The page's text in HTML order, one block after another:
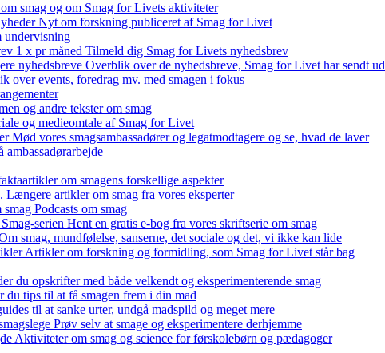
smag og om Smag for Livets aktiviteter
Nyt om forskning publiceret af Smag for Livet
undervisning
1 x pr måned Tilmeld dig Smag for Livets nyhedsbrev
nyhedsbreve Overblik over de nyhedsbreve, Smag for Livet har sendt ud
over events, foredrag mv. med smagen i fokus
og andre tekster om smag
og medieomtale af Smag for Livet
Mød vores smagsambassadører og legatmodtagere og se, hvad de laver
ambassadørarbejde
om smagens forskellige aspekter
Længere artikler om smag fra vores eksperter
smag Podcasts om smag
serien Hent en gratis e-bog fra vores skriftserie om smag
smag, mundfølelse, sanserne, det sociale og det, vi ikke kan lide
Artikler om forskning og formidling, som Smag for Livet står bag
du opskrifter med både velkendt og eksperimenterende smag
du tips til at få smagen frem i din mad
til at sanke urter, undgå madspild og meget mere
Prøv selv at smage og eksperimentere derhjemme
Aktiviteter om smag og science for førskolebørn og pædagoger